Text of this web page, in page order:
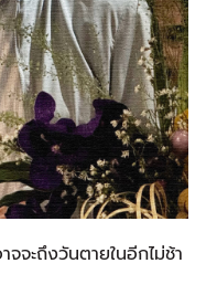
จะถึงวันตายในอีกไม่ช้า